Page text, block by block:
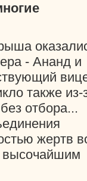
- Ананд и
также из-
отбора...
жертв
высочайшим